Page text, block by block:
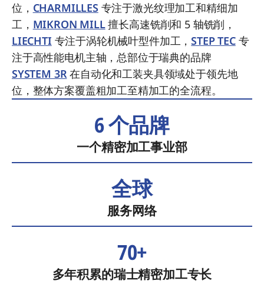
位， CHARMILLES 专注于激光纹理加工和精细加
工， MIKRON MILL擅长高速铣削和 5 轴铣削，
LIECHTI 专注于涡轮机械叶型件加工，STEP TEC专
注于高性能电机主轴，总部位于瑞典的品牌
SYSTEM 3R在自动化和工装夹具领域处于领先地
位，整体方案覆盖粗加工至精加工的全流程。
6 个品牌
一个精密加工事业部
全球
服务网络
70+
多年积累的瑞士精密加工专长